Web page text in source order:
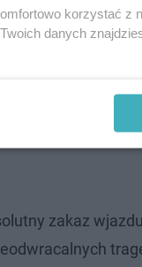
zakaz
korzystać z
danych